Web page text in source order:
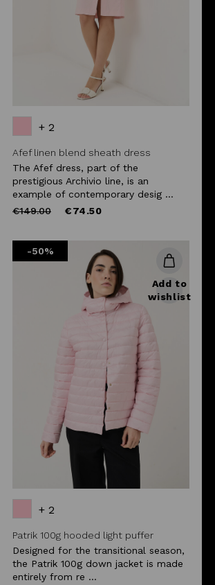
+ 2
Afef linen blend sheath dress
The Afef dress, part of the
prestigious Archivio line, is an
example of contemporary desig ...
Price
€149.00to €74.50
-50%
Add to
wishlist
+ 2
Patrik 100g hooded light puffer
Designed for the transitional season,
the Patrik 100g down jacket is made
entirely from re ...